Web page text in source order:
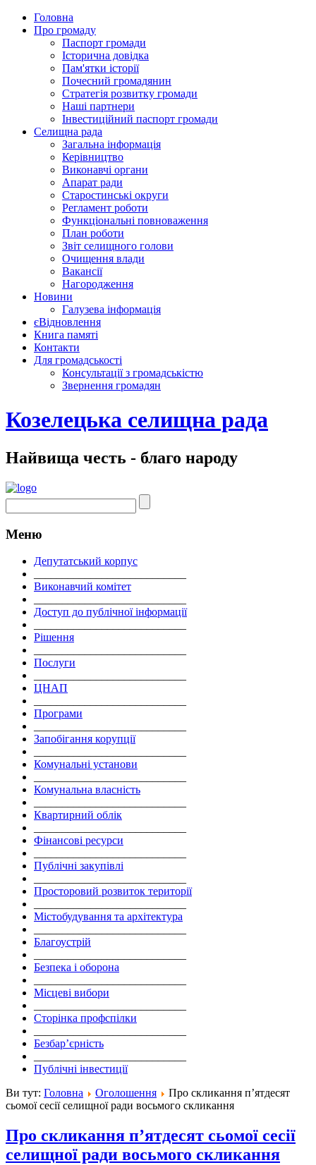
Головна
Про громаду
Паспорт громади
Історична довідка
Пам'ятки історії
Почесний громадянин
Стратегія розвитку громади
Наші партнери
Інвестиційний паспорт громади
Селищна рада
Загальна інформація
Керівництво
Виконавчі органи
Апарат ради
Старостинські округи
Регламент роботи
Функціональні повноваження
План роботи
Звіт селищного голови
Очищення влади
Вакансії
Нагородження
Новини
Галузева інформація
єВідновлення
Книга памяті
Контакти
Для громадськості
Консультації з громадськістю
Звернення громадян
Козелецька селищна рада
Найвища честь - благо народу
Меню
Депутатський корпус
Виконавчий комітет
Доступ до публічної інформації
Рішення
Послуги
ЦНАП
Програми
Запобігання корупції
Комунальні установи
Комунальна власність
Квартирний облік
Фінансові ресурси
Публічні закупівлі
Просторовий розвиток території
Містобудування та архітектура
Благоустрій
Безпека і оборона
Місцеві вибори
Сторінка профспілки
Безбар’єрність
Публічні інвестиції
Ви тут: Головна Оголошення
Про скликання п’ятдесят
сьомої сесії селищної ради восьмого скликання
Про скликання п’ятдесят сьомої сесії
селищної ради восьмого скликання